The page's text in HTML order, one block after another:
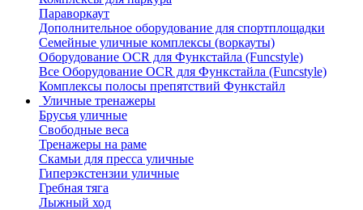
Параворкаут
Дополнительное оборудование для спортплощадки
Семейные уличные комплексы (воркауты)
Оборудование OCR для Функстайла (Funcstyle)
Все Оборудование OCR для Функстайла (Funcstyle)
Комплексы полосы препятствий Функстайл
Уличные тренажеры
Брусья уличные
Свободные веса
Тренажеры на раме
Скамьи для пресса уличные
Гиперэкстензии уличные
Гребная тяга
Лыжный ход